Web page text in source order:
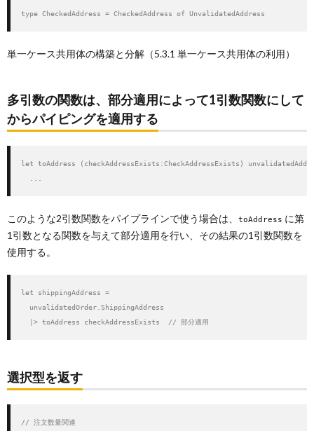
type CheckedAddress = CheckedAddress of UnvalidatedAddress
単一ケース共用体の構築と分解（5.3.1 単一ケース共用体の利用）
多引数の関数は、部分適用によって1引数関数にして
からパイピングを適用する
let toAddress (checkAddressExists:CheckAddressExists)
このような2引数関数をパイプラインで使う場合は、 toAddress に第
1引数となる関数を与えて部分適用を行い、その結果の1引数関数を
使用する。
let shippingAddress =
  unvalidatedOrder.ShippingAddress
  |> toAddress checkAddressExists  // 部分適用
選択型を返す
// 注文数量関連